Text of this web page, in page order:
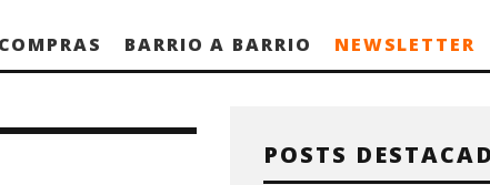
BARRIO A BARRIO NEWSLETTER
POSTS